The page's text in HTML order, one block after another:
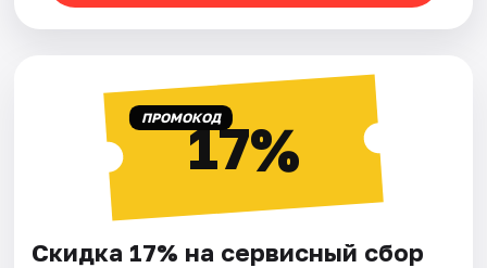
ПРОМОКОД17%
Скидка 17% на сервисный сбор